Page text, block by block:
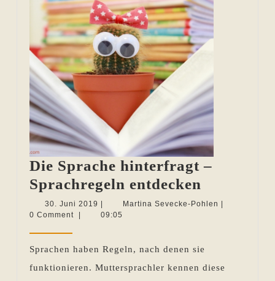
Die Sprache hinterfragt –
Sprachregeln entdecken
Sprache
entdecken
30. Juni 2019 30.
Juni
| Martina Sevecke-Pohlen Martina
|
0 Comment
| 09:05
Sprachen haben Regeln, nach denen sie
funktionieren. Muttersprachler kennen diese